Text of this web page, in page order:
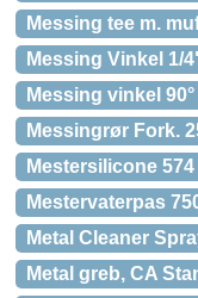
Messing tee m.
Messing Vinkel 1/
Messing vinkel
Messingrør Fork.
Mestersilicone 574
Mestervaterpas
Metal Cleaner
Metal greb, CA